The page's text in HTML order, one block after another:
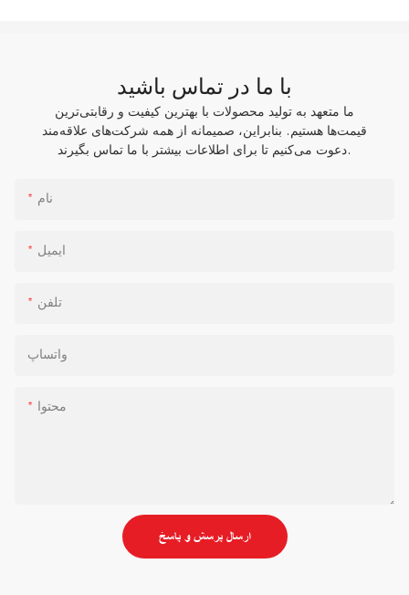
با ما در تماس باشید
ما متعهد به تولید محصولات با بهترین کیفیت و رقابتی‌ترین
قیمت‌ها هستیم. بنابراین، صمیمانه از همه شرکت‌های علاقه‌مند
دعوت می‌کنیم تا برای اطلاعات بیشتر با ما تماس بگیرند.
نام
ایمیل
تلفن
واتساپ
محتوا
ارسال پرسش و پاسخ